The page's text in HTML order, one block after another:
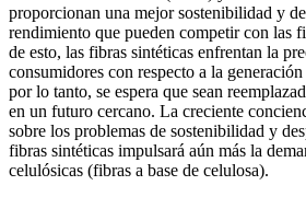
proporcionan una mejor sostenibilidad y
rendimiento que pueden competir con las
de esto, las fibras sintéticas enfrentan la
consumidores con respecto a la
por lo tanto, se espera que sean
en un futuro cercano. La creciente
sobre los problemas de sostenibilidad y
fibras sintéticas impulsará aún más la
celulósicas (fibras a base de celulosa).